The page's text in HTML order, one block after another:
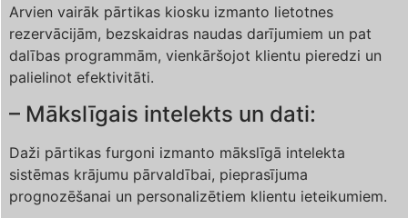
Arvien vairāk pārtikas kiosku izmanto lietotnes
rezervācijām, bezskaidras naudas darījumiem un pat
dalības programmām, vienkāršojot klientu pieredzi un
palielinot efektivitāti.
– Mākslīgais intelekts un dati:
Daži pārtikas furgoni izmanto mākslīgā intelekta
sistēmas krājumu pārvaldībai, pieprasījuma
prognozēšanai un personalizētiem klientu ieteikumiem.